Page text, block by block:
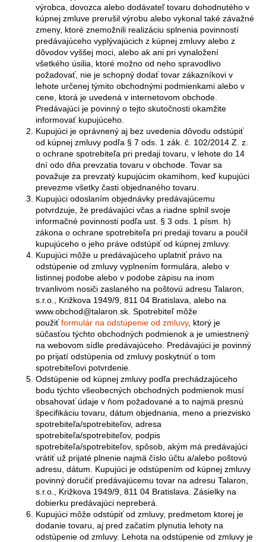
výrobca, dovozca alebo dodávateľ tovaru dohodnutého v
kúpnej zmluve prerušil výrobu alebo vykonal také závažné
zmeny, ktoré znemožnili realizáciu splnenia povinností
predávajúceho vyplývajúcich z kúpnej zmluvy alebo z
dôvodov vyššej moci, alebo ak ani pri vynaložení
všetkého úsilia, ktoré možno od neho spravodlivo
požadovať, nie je schopný dodať tovar zákazníkovi v
lehote určenej týmito obchodnými podmienkami alebo v
cene, ktorá je uvedená v internetovom obchode.
Predávajúci je povinný o tejto skutočnosti okamžite
informovať kupujúceho.
Kupujúci je oprávnený aj bez uvedenia dôvodu odstúpiť
od kúpnej zmluvy podľa § 7 ods. 1 zák. č. 102/2014 Z. z.
o ochrane spotrebiteľa pri predaji tovaru, v lehote do 14
dní odo dňa prevzatia tovaru v obchode. Tovar sa
považuje za prevzatý kupujúcim okamihom, keď kupujúci
prevezme všetky časti objednaného tovaru.
Kupujúci odoslaním objednávky predávajúcemu
potvrdzuje, že predávajúci včas a riadne splnil svoje
informačné povinnosti podľa ust. § 3 ods. 1 písm. h)
zákona o ochrane spotrebiteľa pri predaji tovaru a poučil
kupujúceho o jeho práve odstúpiť od kúpnej zmluvy.
Kupujúci môže u predávajúceho uplatniť právo na
odstúpenie od zmluvy vyplnením formulára, alebo v
listinnej podobe alebo v podobe zápisu na inom
trvanlivom nosiči zaslaného na poštovú adresu Talaron,
s.r.o., Križkova 1949/9, 811 04 Bratislava, alebo na
www.obchod@talaron.sk . Spotrebiteľ môže
použiťformulár na odstúpenie od zmluvy, ktorý je
súčasťou týchto obchodných podmienok a je umiestnený
na webovom sídle predávajúceho. Predávajúci je povinný
po prijatí odstúpenia od zmluvy poskytnúť o tom
spotrebiteľovi potvrdenie.
Odstúpenie od kúpnej zmluvy podľa prechádzajúceho
bodu týchto všeobecných obchodných podmienok musí
obsahovať údaje v ňom požadované a to najmä presnú
špecifikáciu tovaru, dátum objednania, meno a priezvisko
spotrebiteľa/spotrebiteľov, adresa
spotrebiteľa/spotrebiteľov, podpis
spotrebiteľa/spotrebiteľov, spôsob, akým má predávajúci
vrátiť už prijaté plnenie najmä číslo účtu a/alebo poštovú
adresu, dátum. Kupujúci je odstúpením od kúpnej zmluvy
povinný doručiť predávajúcemu tovar na adresu Talaron,
s.r.o., Križkova 1949/9, 811 04 Bratislava. Zásielky na
dobierku predávajúci nepreberá.
Kupujúci môže odstúpiť od zmluvy, predmetom ktorej je
dodanie tovaru, aj pred začatím plynutia lehoty na
odstúpenie od zmluvy. Lehota na odstúpenie od zmluvy je